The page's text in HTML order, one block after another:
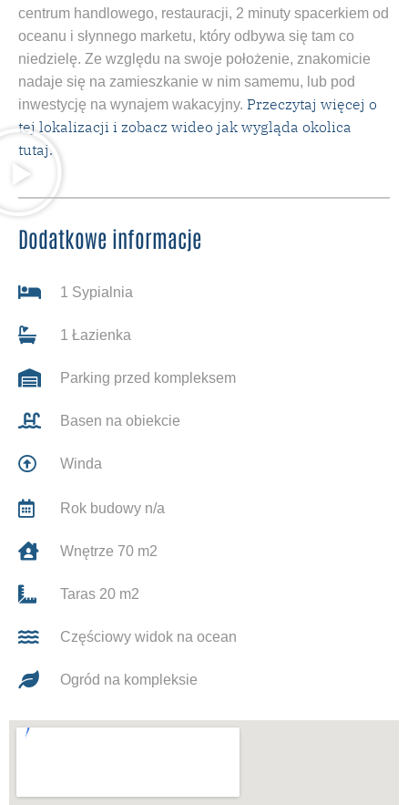
centrum handlowego, restauracji, 2 minuty spacerkiem od
oceanu i słynnego marketu, który odbywa się tam co
niedzielę. Ze względu na swoje położenie, znakomicie
nadaje się na zamieszkanie w nim samemu, lub pod
inwestycję na wynajem wakacyjny. Przeczytaj więcej o
tej lokalizacji i zobacz wideo jak wygląda okolica
tutaj.
Dodatkowe informacje
1 Sypialnia
1 Łazienka
Parking przed kompleksem
Basen na obiekcie
Winda
Rok budowy n/a
Wnętrze 70 m2
Taras 20 m2
Częściowy widok na ocean
Ogród na kompleksie